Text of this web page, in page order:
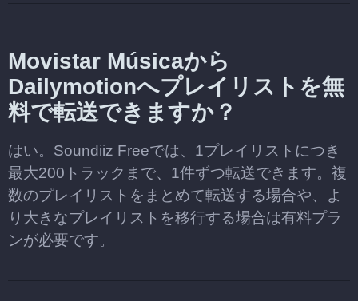
Movistar Músicaから
Dailymotionへプレイリストを無
料で転送できますか？
はい。Soundiiz Freeでは、1プレイリストにつき
最大200トラックまで、1件ずつ転送できます。複
数のプレイリストをまとめて転送する場合や、よ
り大きなプレイリストを移行する場合は有料プラ
ンが必要です。